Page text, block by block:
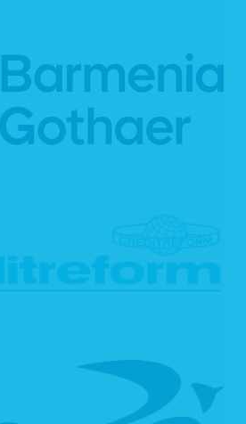
übermittelt werden. In diesem Zusammenhang
die geeigneten Garantien gem. Art. 46 DSGVO im
unterrichtet zu werden.
das Recht, von uns die Berichtigung und/oder
unverzüglich gelöscht werden. Wir sind verpflichtet,
sofern einer der folgenden Gründe zutrifft:
Daten sind für die Zwecke, für die sie erhoben
verarbeitet wurden, nicht mehr notwendig.
auf die wir die Verarbeitung gemäß Art. 6
vor, oder Sie legen gemäß Art. 21 Abs. 2 DSGVO
Daten wurden unrechtmäßig verarbeitet.
personenbezogenen Daten ist zur Erfüllung einer
nach dem Unionsrecht oder dem Recht der